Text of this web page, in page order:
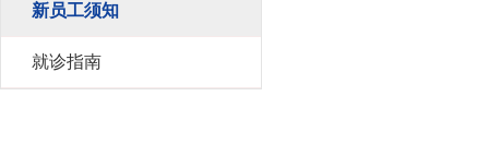
新员工须知
就诊指南